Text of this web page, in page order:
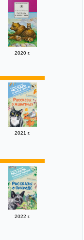
2020 г.
2021 г.
2022 г.